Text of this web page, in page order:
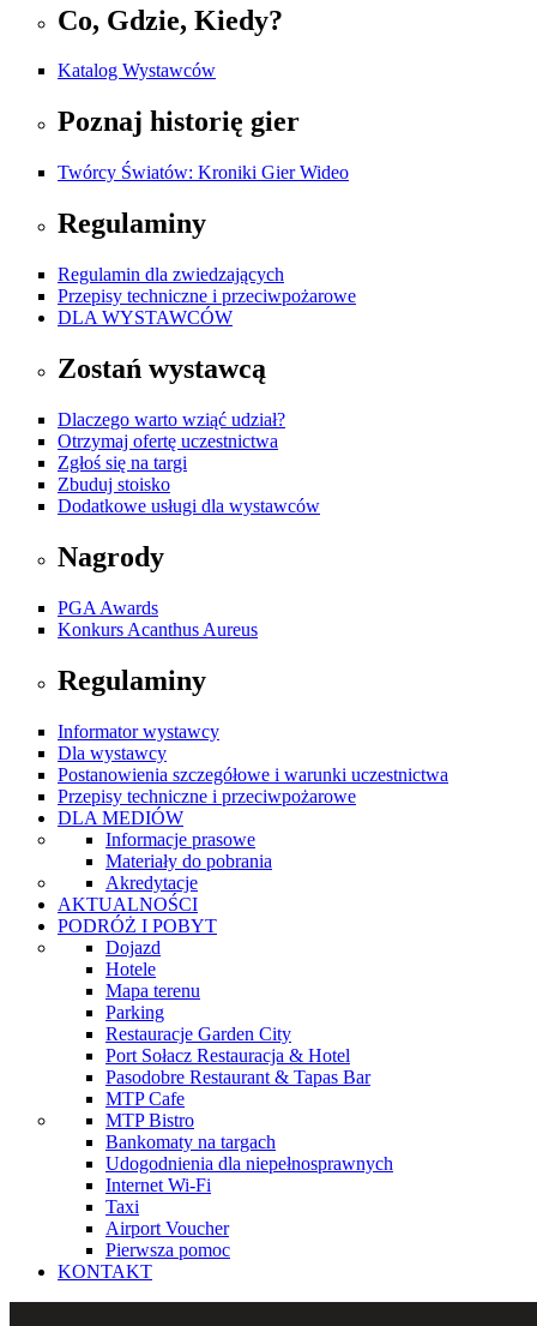
Co, Gdzie, Kiedy?
Katalog Wystawców
Poznaj historię gier
Twórcy Światów: Kroniki Gier Wideo
Regulaminy
Regulamin dla zwiedzających
Przepisy techniczne i przeciwpożarowe
DLA WYSTAWCÓW
Zostań wystawcą
Dlaczego warto wziąć udział?
Otrzymaj ofertę uczestnictwa
Zgłoś się na targi
Zbuduj stoisko
Dodatkowe usługi dla wystawców
Nagrody
PGA Awards
Konkurs Acanthus Aureus
Regulaminy
Informator wystawcy
Dla wystawcy
Postanowienia szczegółowe i warunki uczestnictwa
Przepisy techniczne i przeciwpożarowe
DLA MEDIÓW
Informacje prasowe
Materiały do pobrania
Akredytacje
AKTUALNOŚCI
PODRÓŻ I POBYT
Dojazd
Hotele
Mapa terenu
Parking
Restauracje Garden City
Port Sołacz Restauracja & Hotel
Pasodobre Restaurant & Tapas Bar
MTP Cafe
MTP Bistro
Bankomaty na targach
Udogodnienia dla niepełnosprawnych
Internet Wi-Fi
Taxi
Airport Voucher
Pierwsza pomoc
KONTAKT